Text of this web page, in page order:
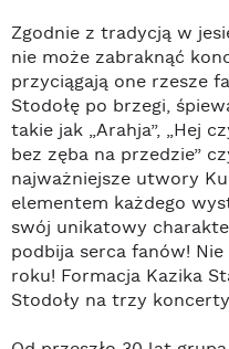
Zgodnie z tradycją w
nie może zabraknąć
przyciągają one rzesze
Stodołę po brzegi,
takie jak „Arahja”, „Hej
bez zęba na przedzie”
najważniejsze utwory
elementem każdego
swój unikatowy
podbija serca fanów!
roku! Formacja Kazika
Stodoły na trzy